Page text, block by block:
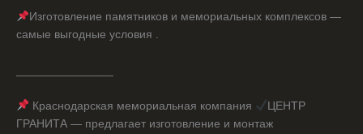
Изготовление памятников и мемориальных комплексов —
самые выгодные условия .
Краснодарская мемориальная компания
ЦЕНТР
ГРАНИТА — предлагает изготовление и монтаж